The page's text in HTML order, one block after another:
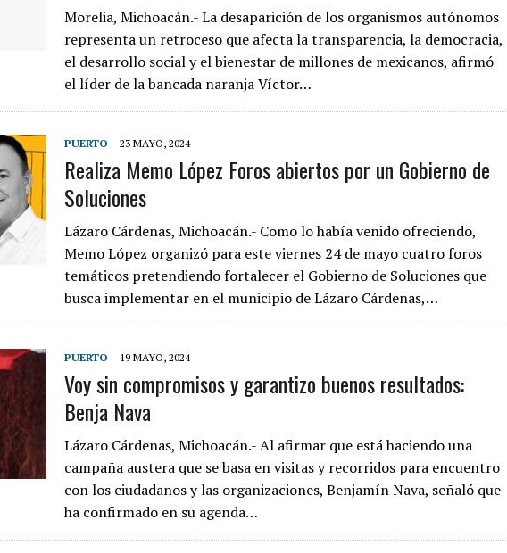
Morelia, Michoacán.- La desaparición de los organismos autónomos
representa un retroceso que afecta la transparencia, la democracia,
el desarrollo social y el bienestar de millones de mexicanos, afirmó
el líder de la bancada naranja Víctor…
PUERTO 23 MAYO, 2024
Realiza Memo López Foros abiertos por un Gobierno de
Soluciones
Lázaro Cárdenas, Michoacán.- Como lo había venido ofreciendo,
Memo López organizó para este viernes 24 de mayo cuatro foros
temáticos pretendiendo fortalecer el Gobierno de Soluciones que
busca implementar en el municipio de Lázaro Cárdenas,…
PUERTO 19 MAYO, 2024
Voy sin compromisos y garantizo buenos resultados:
Benja Nava
Lázaro Cárdenas, Michoacán.- Al afirmar que está haciendo una
campaña austera que se basa en visitas y recorridos para encuentro
con los ciudadanos y las organizaciones, Benjamín Nava, señaló que
ha confirmado en su agenda…